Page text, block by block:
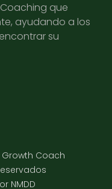
que
ayudando a los
su
Growth Coach
NMDD